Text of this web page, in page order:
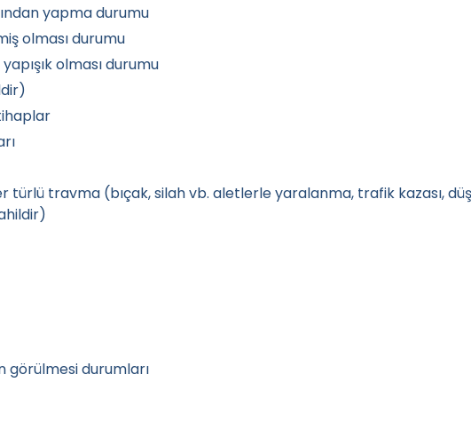
yapma durumu
olması durumu
olması durumu
travma (bıçak, silah vb. aletlerle yaralanma, trafik kazası,
görülmesi durumları